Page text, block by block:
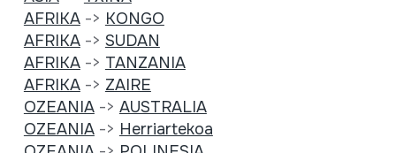
AFRIKA-> KONGO
AFRIKA-> SUDAN
AFRIKA-> TANZANIA
AFRIKA-> ZAIRE
OZEANIA-> AUSTRALIA
OZEANIA-> Herriartekoa